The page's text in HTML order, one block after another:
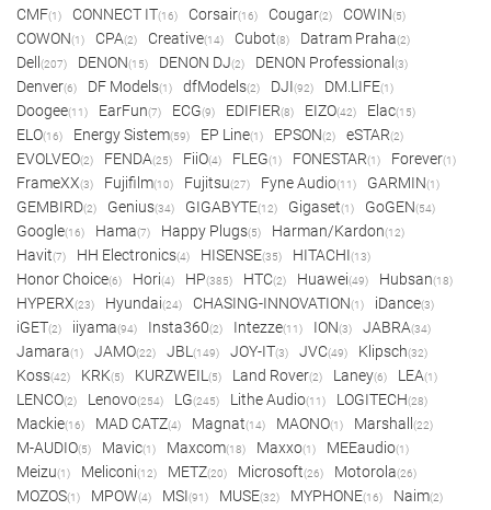
CMF(1) CONNECT IT(16) Corsair(16) Cougar(2) COWIN(5)
COWON(1) CPA(2) Creative(14) Cubot(8) Datram Praha(2)
Dell (207) DENON(15) DENON DJ(2) DENON Professional (3)
Denver(6) DF Models(1) dfModels(2) DJI(92) DM.LIFE(1)
Doogee(11) EarFun(7) ECG(9) EDIFIER(8) EIZO(42) Elac(15)
ELO(16) Energy Sistem(59) EP Line(1) EPSON(2) eSTAR(2)
EVOLVEO(2) FENDA(25) FiiO(4) FLEG(1) FONESTAR(1) Forever(1)
FrameXX(3) Fujifilm(10) Fujitsu(27) Fyne Audio(11) GARMIN(1)
GEMBIRD(2) Genius(34) GIGABYTE(12) Gigaset(1) GoGEN(54)
Google(16) Hama(7) Happy Plugs(5) Harman/Kardon(12)
Havit(7) HH Electronics(4) HISENSE(35) HITACHI(13)
Honor Choice(6) Hori(4) HP(385) HTC(2) Huawei(49) Hubsan(18)
HYPERX(23) Hyundai(24) CHASING-INNOVATION(1) iDance(3)
iGET(2) iiyama(94) Insta360(2) Intezze(11) ION(3) JABRA(34)
Jamara(1) JAMO(22) JBL (149) JOY-IT(3) JVC(49) Klipsch(32)
Koss(42) KRK(5) KURZWEIL (5) Land Rover(2) Laney(6) LEA(1)
LENCO(2) Lenovo(254) LG(245) Lithe Audio(11) LOGITECH(28)
Mackie(16) MAD CATZ(4) Magnat(14) MAONO(1) Marshall (22)
M-AUDIO(5) Mavic(1) Maxcom(18) Maxxo(1) MEEaudio(1)
Meizu(1) Meliconi(12) METZ(20) Microsoft(26) Motorola(26)
MOZOS(1) MPOW(4) MSI(91) MUSE(32) MYPHONE(16) Naim(2)